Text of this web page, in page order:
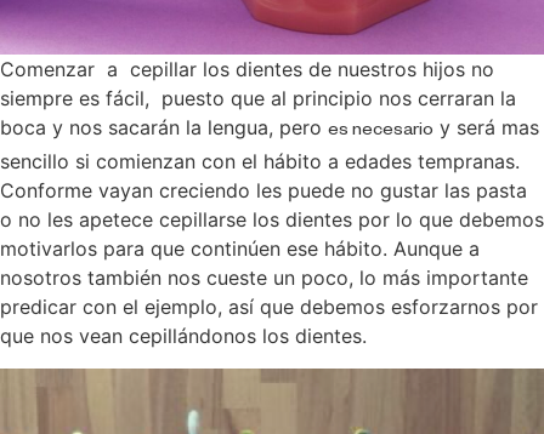
Comenzar a cepillar los dientes de nuestros hijos no
siempre es fácil, puesto que al principio nos cerraran la
boca y nos sacarán la lengua, pero es necesario y será mas
sencillo si comienzan con el hábito a edades tempranas.
Conforme vayan creciendo les puede no gustar las pasta
o no les apetece cepillarse los dientes por lo que debemos
motivarlos para que continúen ese hábito. Aunque a
nosotros también nos cueste un poco, lo más importante
predicar con el ejemplo, así que debemos esforzarnos por
que nos vean cepillándonos los dientes.